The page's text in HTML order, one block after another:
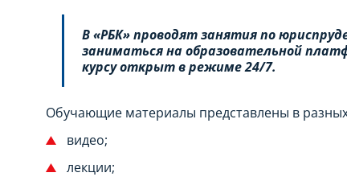
В «РБК» проводят занятия по
заниматься на образовательной
курсу открыт в режиме 24/7.
Обучающие материалы представлены в
видео;
лекции;